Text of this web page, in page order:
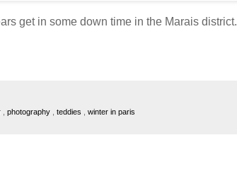
get in some down time in the Marais district.
photography teddies
winter in paris